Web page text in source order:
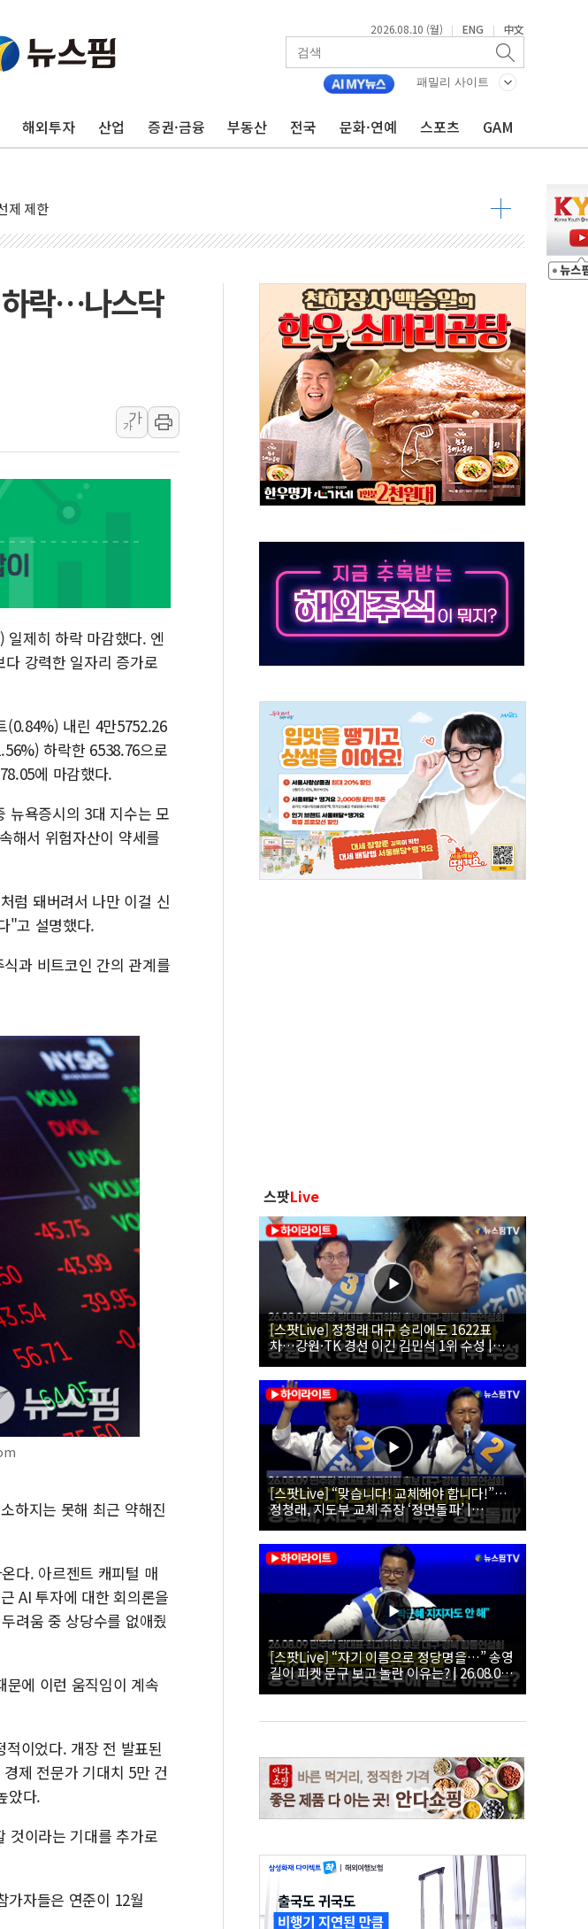
2026.08.10 (월) | ENG | 中文
패밀리 사이트
해외투자 산업 증권·금융 부동산 전국 문화·연예 스포츠 GAM
선, 전고체 배터리 대회, CIES 2026 개최, A주∙홍콩∙뉴욕 기술주 상장사 실적 발표 등
[중국증시 주간 포인트] ①美 연준 금리 시그널, 유니트리 신규 청약, 메이드 바이 구글, 딥시크 가격인상, 재사용 로켓 발사, CMXT MSCI 지수 편입 등
vs 鄭 44.53%
44.40%
송영길 5.83%
계 양극화 심화
하락…나스닥
가
가
제히 하락 마감했다. 엔
강력한 일자리 증가로
(0.84%) 내린 4만5752.26
하락한 6538.76으로
에 마감했다.
뉴욕증시의 3대 지수는 모
해서 위험자산이 약세를
럼 돼버려서 나만 이걸 신
"고 설명했다.
과 비트코인 간의 관계를
하지는 못해 최근 약해진
다. 아르젠트 캐피털 매
AI 투자에 대한 회의론을
려움 중 상당수를 없애줬
에 이런 움직임이 계속
이었다. 개장 전 발표된
제 전문가 기대치 5만 건
았다.
것이라는 기대를 추가로
자들은 연준이 12월
스팟Live
[스팟Live] 정청래 대구 승리에도 1622표
차…강원·TK 경선 이긴 김민석 1위 수성 |
26.08.09 더불어민주당 당대표·최고위원 후
보 대구·경북 합동연설회
[스팟Live] “맞습니다! 교체해야 합니다!”…
정청래, 지도부 교체 주장 ‘정면돌파’ |
26.08.09 더불어민주당 당대표·최고위원 후
보 대구·경북 합동연설회
[스팟Live] “자기 이름으로 정당명을…” 송영
길이 피켓 문구 보고 놀란 이유는? | 26.08.09
더불어민주당 당대표·최고위원 후보 대구·경